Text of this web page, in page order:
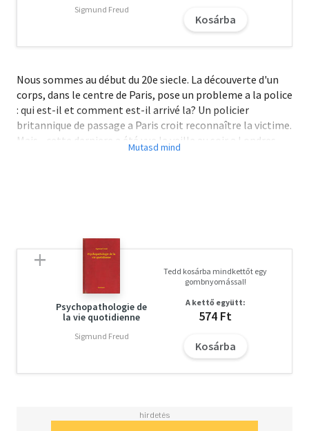
Sigmund Freud
Kosárba
Nous sommes au début du 20e siecle. La découverte d'un
corps, dans le centre de Paris, pose un probleme a la police
: qui est-il et comment est-il arrivé la? Un policier
britannique de passage a Paris croit reconnaître la victime.
Mais... cette derniere a été vue la veille au soir a Londres.
Psychopathologie de
la vie quotidienne
Sigmund Freud
Tedd kosárba mindkettőt egy
gombnyomással!
A kettő együtt:
574 Ft
Kosárba